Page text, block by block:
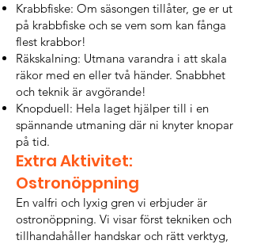
Krabbfiske: Om säsongen tillåter, ge er ut
på krabbfiske och se vem som kan fånga
flest krabbor!
Räkskalning: Utmana varandra i att skala
räkor med en eller två händer. Snabbhet
och teknik är avgörande!
Knopduell: Hela laget hjälper till i en
spännande utmaning där ni knyter knopar
på tid.
Extra Aktivitet:
Ostronöppning
En valfri och lyxig gren vi erbjuder är
ostronöppning. Vi visar först tekniken och
tillhandahåller handskar och rätt verktyg,